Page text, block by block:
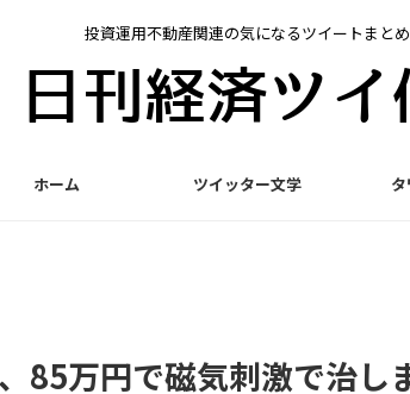
投資運用不動産関連の気になるツイートまとめ
ホーム ツイッター文学
85万円で磁気刺激で治し